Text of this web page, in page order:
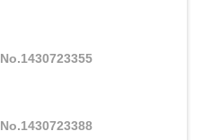
No.1430723355
No.1430723388